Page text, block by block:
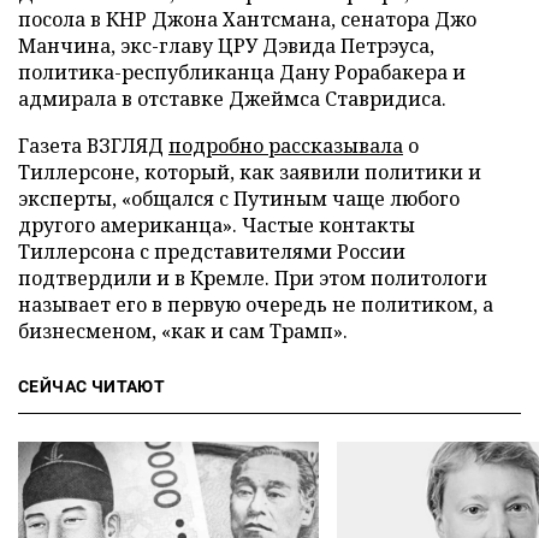
посола в КНР Джона Хантсмана, сенатора Джо
Манчина, экс-главу ЦРУ Дэвида Петрэуса,
политика-республиканца Дану Рорабакера и
адмирала в отставке Джеймса Ставридиса.
Газета ВЗГЛЯД подробно рассказывала о
Тиллерсоне, который, как заявили политики и
эксперты, «общался с Путиным чаще любого
другого американца». Частые контакты
Тиллерсона с представителями России
подтвердили и в Кремле. При этом политологи
называет его в первую очередь не политиком, а
бизнесменом, «как и сам Трамп».
СЕЙЧАС ЧИТАЮТ